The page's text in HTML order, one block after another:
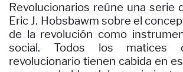
Revolucionarios reúne una serie
Eric J. Hobsbawm sobre el
de la revolución como
social. Todos los matices
revolucionario tienen cabida en